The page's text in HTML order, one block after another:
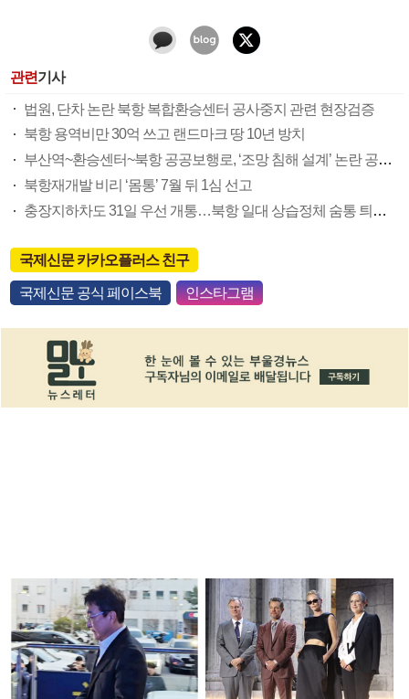
관련기사
법원, 단차 논란 북항 복합환승센터 공사중지 관련 현장검증
북항 용역비만 30억 쓰고 랜드마크 땅 10년 방치
부산역~환승센터~북항 공공보행로, ‘조망 침해 설계’ 논란 공사중단 위기
북항재개발 비리 ‘몸통’ 7월 뒤 1심 선고
충장지하차도 31일 우선 개통…북항 일대 상습정체 숨통 틔운다
국제신문 카카오플러스 친구
국제신문 공식 페이스북 인스타그램